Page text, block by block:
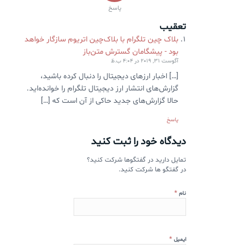
پاسخ
تعقیب
بلاک چین تلگرام با بلاک‌چین اتریوم سازگار خواهد
بود - پیشگامان گسترش متن‌باز
آگوست 31, 2019 در 4:04 ب.ظ
[…] اخبار ارزهای دیجیتال را دنبال کرده باشید،
گزارش‌های انتشار ارز دیجیتال تلگرام را خوانده‌اید.
حالا گزارش‌های جدید حاکی از آن است که […]
پاسخ
دیدگاه خود را ثبت کنید
تمایل دارید در گفتگوها شرکت کنید؟
در گفتگو ها شرکت کنید.
نام *
ایمیل *